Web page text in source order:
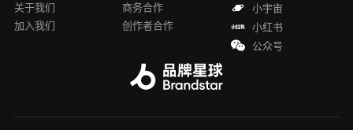
关于我们
加入我们
商务合作
创作者合作
小宇宙
小红书
公众号